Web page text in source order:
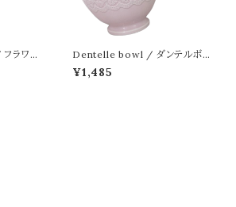
Dentelle bowl / ダンテルボウ
ル
¥1,485